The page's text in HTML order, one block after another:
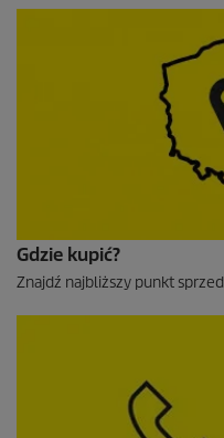
Gdzie kupić?
Znajdź najbliższy punkt